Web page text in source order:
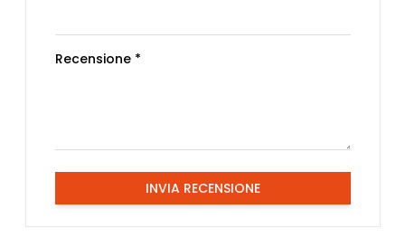
Recensione *
INVIA RECENSIONE